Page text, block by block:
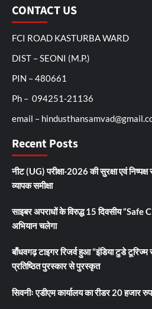
CONTACT US
FCI ROAD KASTURBA WARD
DIST – SEONI (M.P.)
PIN – 480661
Ph – 094251-21136
email –
Recent Posts
नीट (UG) परीक्षा-2026 की सुरक्षा एवं
व्यापक समीक्षा
साइबर अपराधों के विरुद्ध 15 दिवसीय
अभियान चलेगा
बाँधवगढ़ टाइगर रिजर्व हुआ “इंडिया टुडे
प्रतिष्ठित पुरस्कार से पुरस्कृत
सिवनीः एडीएम कार्यालय का रीडर 20 हजार